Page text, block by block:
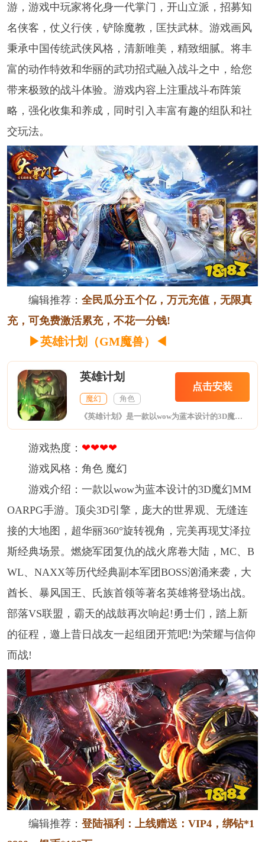
游，游戏中玩家将化身一代掌门，开山立派，招募知
名侠客，仗义行侠，铲除魔教，匡扶武林。游戏画风
秉承中国传统武侠风格，清新唯美，精致细腻。将丰
富的动作特效和华丽的武功招式融入战斗之中，给您
带来极致的战斗体验。游戏内容上注重战斗布阵策
略，强化收集和养成，同时引入丰富有趣的组队和社
交玩法。
编辑推荐： 全民瓜分五个亿，万元充值，无限真
充，可免费激活累充，不花一分钱!
▶英雄计划（GM魔兽） ◀
英雄计划
魔幻 角色
点击安装
《英雄计划》是一款以wow为蓝本设计的3D魔幻MMOARPG手游。顶尖3D引擎，庞大的世界观、无缝连接的大地图，超华丽360°旋转视角，完美再现艾泽拉斯经典场景。燃烧军团复仇的战火席卷大陆，MC、BWL、NAXX等历代经典副本军团BOSS汹涌来袭，大酋长、暴风国王、氏族首领等著名英雄将登场出战。部落VS联盟，霸天的战鼓再次响起！勇士们，踏上新的征程，邀上昔日战友一起组团开荒吧！为荣耀与信仰而战！
游戏热度： ❤❤❤❤
游戏风格：角色 魔幻
游戏介绍：一款以wow为蓝本设计的3D魔幻MM
OARPG手游。顶尖3D引擎，庞大的世界观、无缝连
接的大地图，超华丽360°旋转视角，完美再现艾泽拉
斯经典场景。燃烧军团复仇的战火席卷大陆，MC、B
WL、NAXX等历代经典副本军团BOSS汹涌来袭，大
酋长、暴风国王、氏族首领等著名英雄将登场出战。
部落VS联盟，霸天的战鼓再次响起!勇士们，踏上新
的征程，邀上昔日战友一起组团开荒吧!为荣耀与信仰
而战!
编辑推荐： 登陆福利：上线赠送：VIP4，绑钻*1